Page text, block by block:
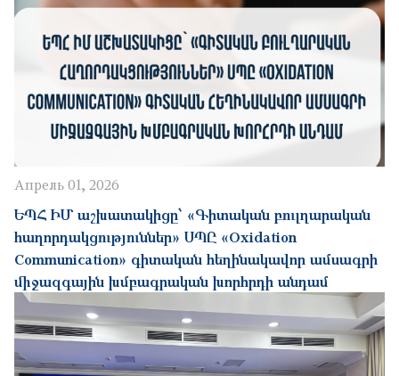
Апрель 01, 2026
ԵՊՀ ԻՄ աշխատակիցը՝ «Գիտական բուլղարական
հաղորդակցություններ» ՍՊԸ «Oxidation
Communication» գիտական հեղինակավոր ամսագրի
միջազգային խմբագրական խորհրդի անդամ